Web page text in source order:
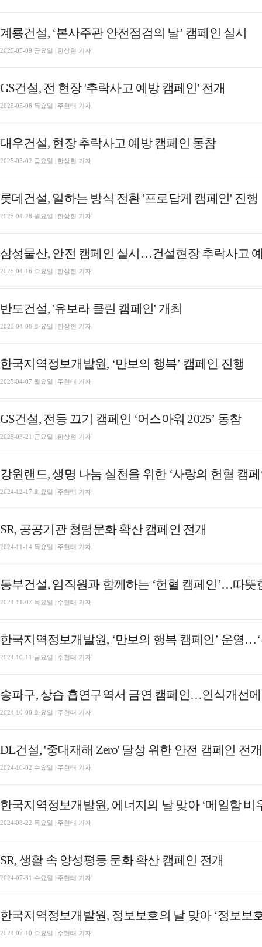
계룡건설, ‘본사주관 안전점검의 날’ 캠페인 실시
2025-05-09 금요일 | 한상현 기자
GS건설, 전 현장 '추락사고 예방 캠페인' 전개
2025-05-08 목요일 | 주현태 기자
대우건설, 현장 추락사고 예방 캠페인 동참
2025-05-02 금요일 | 한상현 기자
롯데건설, 일하는 방식 전환 '프로답게 캠페인' 진행
2025-04-28 월요일 | 한상현 기자
삼성물산, 안전 캠페인 실시…건설현장 추락사고
2025-04-16 수요일 | 한상현 기자
반도건설, '유보라 클린 캠페인' 개최
2025-04-08 화요일 | 한상현 기자
한국지역정보개발원, ‘만보의 행복’ 캠페인 진행
2025-04-07 월요일 | 주현태 기자
GS건설, 전등 끄기 캠페인 ‘어스아워 2025’ 동참
2025-03-21 금요일 | 한상현 기자
강원랜드, 생명 나눔 실천을 위한 ‘사랑의 헌혈 캠페
2024-12-17 화요일 | 주현태 기자
SR, 공공기관 청렴문화 확산 캠페인 전개
2024-11-14 목요일 | 주현태 기자
동부건설, 임직원과 함께하는 ‘헌혈 캠페인’…따뜻
2024-11-07 목요일 | 주현태 기자
한국지역정보개발원, ‘만보의 행복 캠페인’ 운영…‘
2024-10-11 금요일 | 주현태 기자
송파구, 상습 흡연구역서 금연 캠페인…인식개선
2024-10-08 화요일 | 주현태 기자
DL건설, '중대재해 Zero' 달성 위한 안전 캠페인 전개
2024-10-02 수요일 | 주현태 기자
한국지역정보개발원, 에너지의 날 맞아 ‘메일함 비
2024-08-22 목요일 | 주현태 기자
SR, 생활 속 양성평등 문화 확산 캠페인 전개
2024-07-31 수요일 | 주현태 기자
한국지역정보개발원, 정보보호의 날 맞아 ‘정보보
2024-07-10 수요일 | 주현태 기자